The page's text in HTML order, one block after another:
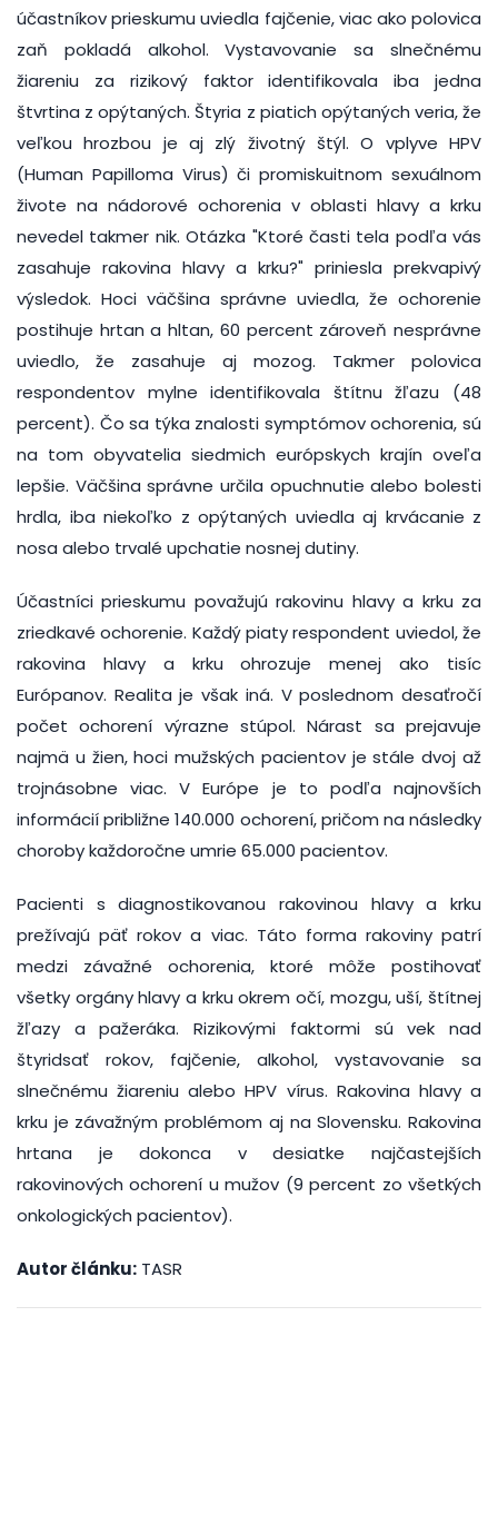
účastníkov prieskumu uviedla fajčenie, viac ako polovica
zaň pokladá alkohol. Vystavovanie sa slnečnému
žiareniu za rizikový faktor identifikovala iba jedna
štvrtina z opýtaných. Štyria z piatich opýtaných veria, že
veľkou hrozbou je aj zlý životný štýl. O vplyve HPV
(Human Papilloma Virus) či promiskuitnom sexuálnom
živote na nádorové ochorenia v oblasti hlavy a krku
nevedel takmer nik. Otázka "Ktoré časti tela podľa vás
zasahuje rakovina hlavy a krku?" priniesla prekvapivý
výsledok. Hoci väčšina správne uviedla, že ochorenie
postihuje hrtan a hltan, 60 percent zároveň nesprávne
uviedlo, že zasahuje aj mozog. Takmer polovica
respondentov mylne identifikovala štítnu žľazu (48
percent). Čo sa týka znalosti symptómov ochorenia, sú
na tom obyvatelia siedmich európskych krajín oveľa
lepšie. Väčšina správne určila opuchnutie alebo bolesti
hrdla, iba niekoľko z opýtaných uviedla aj krvácanie z
nosa alebo trvalé upchatie nosnej dutiny.
Účastníci prieskumu považujú rakovinu hlavy a krku za
zriedkavé ochorenie. Každý piaty respondent uviedol, že
rakovina hlavy a krku ohrozuje menej ako tisíc
Európanov. Realita je však iná. V poslednom desaťročí
počet ochorení výrazne stúpol. Nárast sa prejavuje
najmä u žien, hoci mužských pacientov je stále dvoj až
trojnásobne viac. V Európe je to podľa najnovších
informácií približne 140.000 ochorení, pričom na následky
choroby každoročne umrie 65.000 pacientov.
Pacienti s diagnostikovanou rakovinou hlavy a krku
prežívajú päť rokov a viac. Táto forma rakoviny patrí
medzi závažné ochorenia, ktoré môže postihovať
všetky orgány hlavy a krku okrem očí, mozgu, uší, štítnej
žľazy a pažeráka. Rizikovými faktormi sú vek nad
štyridsať rokov, fajčenie, alkohol, vystavovanie sa
slnečnému žiareniu alebo HPV vírus. Rakovina hlavy a
krku je závažným problémom aj na Slovensku. Rakovina
hrtana je dokonca v desiatke najčastejších
rakovinových ochorení u mužov (9 percent zo všetkých
onkologických pacientov).
Autor článku: TASR